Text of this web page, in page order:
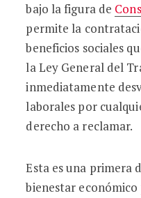
bajo la figura de
permite la
beneficios sociales
la Ley General del
inmediatamente
laborales por
derecho a reclamar.
Esta es una primera
bienestar